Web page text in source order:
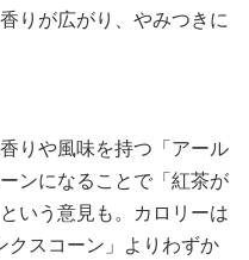
りが広がり、やみつきに
りや風味を持つ「アール
ンになることで「紅茶が
いう意見も。カロリーは
クスコーン」よりわずか